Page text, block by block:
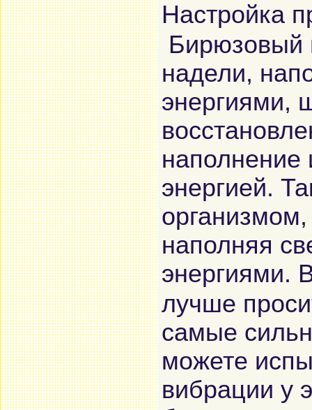
сильные
молодые
Canis Major,
энергии.
рассмеялись и
расслабиться в
Настройка
Бирюзовый
надели,
энергиями,
наполнение
энергией.
наполняя
лучше
самые
можете
вибрации у